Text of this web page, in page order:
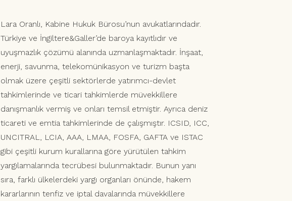
Lara Oranlı, Kabine Hukuk Bürosu’nun avukatlarındadır.
Türkiye ve İngiltere&Galler’de baroya kayıtlıdır ve
uyuşmazlık çözümü alanında uzmanlaşmaktadır. İnşaat,
enerji, savunma, telekomünikasyon ve turizm başta
olmak üzere çeşitli sektörlerde yatırımcı-devlet
tahkimlerinde ve ticari tahkimlerde müvekkillere
danışmanlık vermiş ve onları temsil etmiştir. Ayrıca deniz
ticareti ve emtia tahkimlerinde de çalışmıştır. ICSID, ICC,
UNCITRAL, LCIA, AAA, LMAA, FOSFA, GAFTA ve ISTAC
gibi çeşitli kurum kurallarına göre yürütülen tahkim
yargılamalarında tecrübesi bulunmaktadır. Bunun yanı
sıra, farklı ülkelerdeki yargı organları önünde, hakem
kararlarının tenfiz ve iptal davalarında müvekkillere